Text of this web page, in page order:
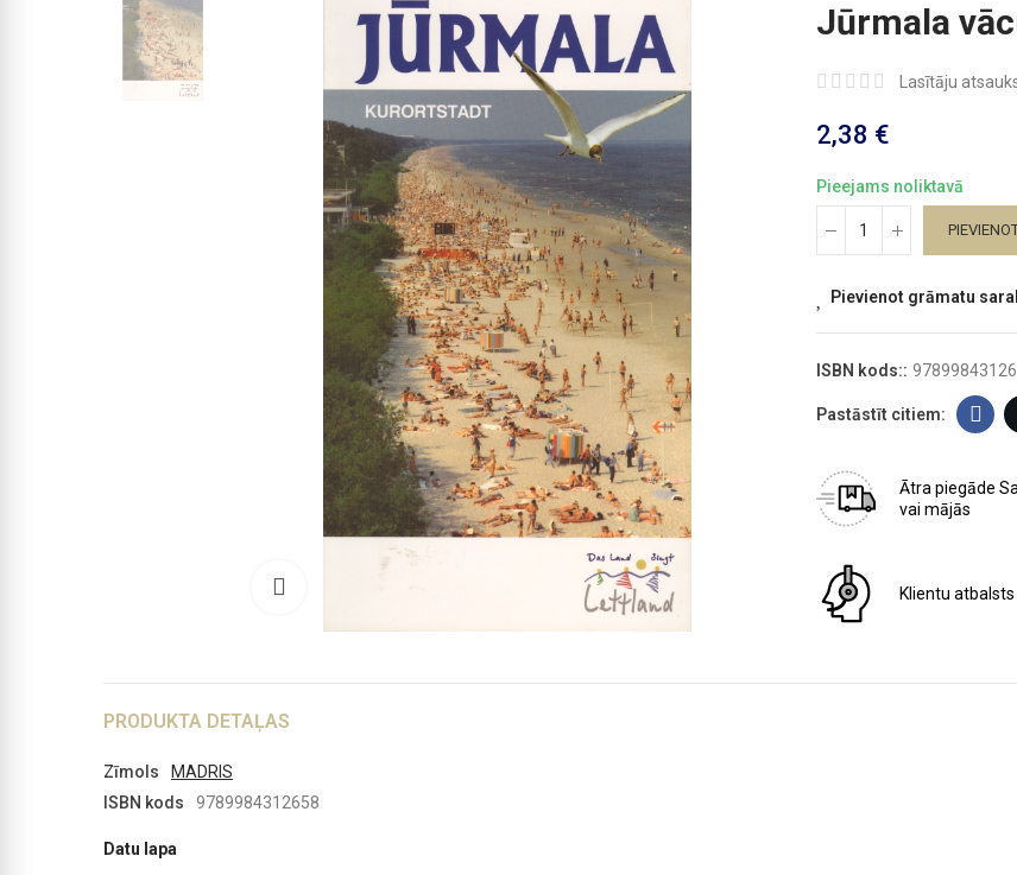
Jūrmala
Lasītāju
2,38 €
Pieejams noliktavā
Pievienot grāmatu
ISBN kods::
Ātra piegāde
vai mājās
Klientu atbalsts
PRODUKTA DETAĻAS
Zīmols
MADRIS
ISBN kods
9789984312658
Datu lapa